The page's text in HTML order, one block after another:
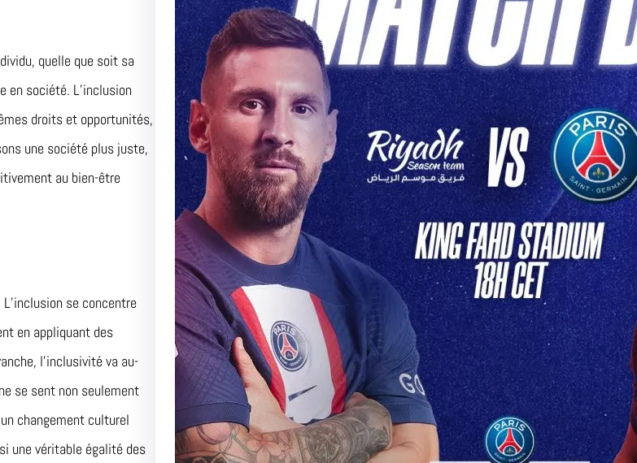
quelle que soit sa
en société. L’inclusion
droits et opportunités,
une société plus juste,
au bien-être
se concentre
en appliquant des
l’inclusivité va au-
se sent non seulement
changement culturel
une véritable égalité des
Le Match PSG de Ce Soir: Un
Duel Palpitant en
Perspective
Match Ce Soir: PSG Affronte Son
Adversaire Redoutable Ce soir,…